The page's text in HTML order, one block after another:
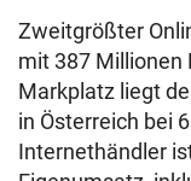
Zweitgrößter
mit 387 Millionen
Markplatz liegt
in Österreich bei
Internethändler